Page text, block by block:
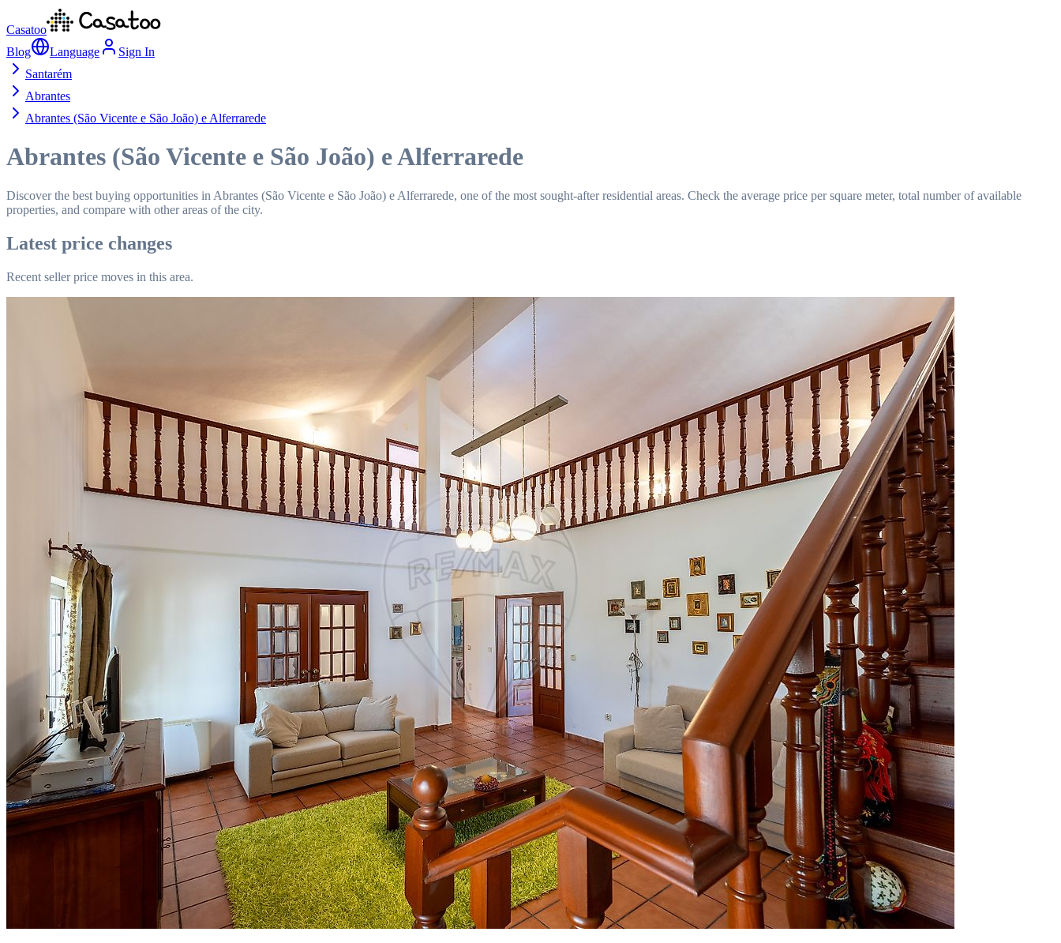
Casatoo
Blog
Language
Sign In
Santarém
Abrantes
Abrantes (São Vicente e São João) e Alferrarede
Abrantes (São Vicente e São João) e Alferrarede
Discover the best buying opportunities in Abrantes (São Vicente e São João) e Alferrarede, one of the most sought-after residential areas. Check the average price per square meter, total number of available
properties, and compare with other areas of the city.
Latest price changes
Recent seller price moves in this area.